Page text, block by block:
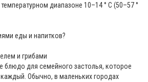
диапазоне 10–14 ° C (50–57 °
еды и напитков?
и грибами
блюдо для семейного застолья, которое
Обычно, в маленьких городах